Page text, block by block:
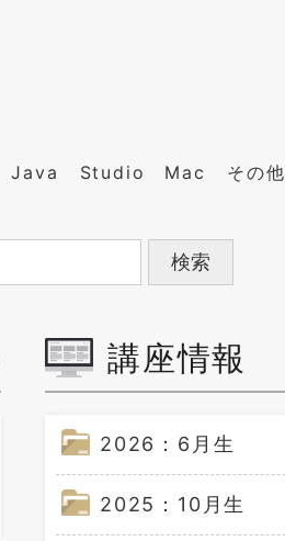
Java Studio Mac その他
講座情報
2026：6月生
2025：10月生